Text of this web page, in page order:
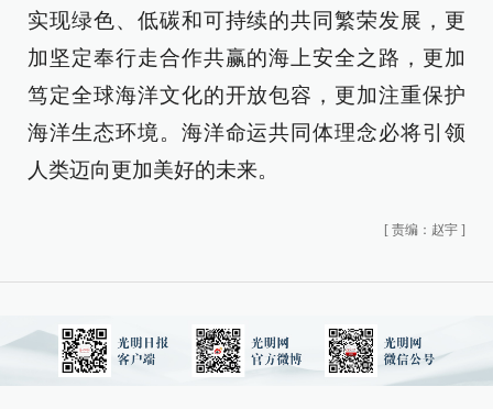
实现绿色、低碳和可持续的共同繁荣发展，更
加坚定奉行走合作共赢的海上安全之路，更加
笃定全球海洋文化的开放包容，更加注重保护
海洋生态环境。海洋命运共同体理念必将引领
人类迈向更加美好的未来。
[ 责编：赵宇 ]